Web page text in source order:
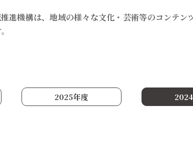
進機構は、地域の様々な文化・芸術等のコンテ
2025年度